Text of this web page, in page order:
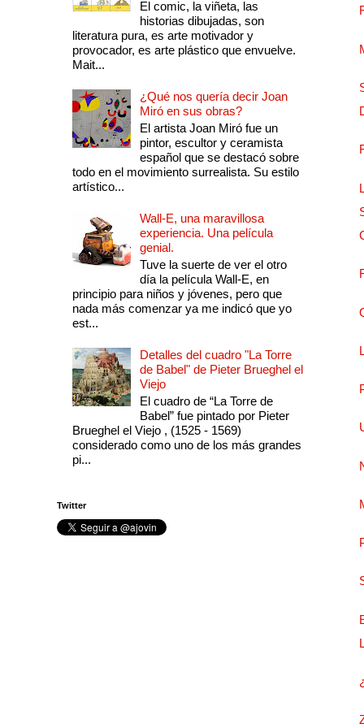
El comic, la viñeta, las
historias dibujadas, son
literatura pura, es arte motivador y
provocador, es arte plástico que envuelve.
Mait...
¿Qué nos quería decir Joan
Miró en sus obras?
El artista Joan Miró fue un
pintor, escultor y ceramista
español que se destacó sobre
todo en el movimiento surrealista. Su estilo
artístico...
Wall-E, una maravillosa
experiencia. Una película
genial.
Tuve la suerte de ver el otro
día la película Wall-E, en
principio para niños y jóvenes, pero que
nada más comenzar ya me indicó que yo
est...
Detalles del cuadro "La Torre
de Babel" de Pieter Brueghel el
Viejo
El cuadro de “La Torre de
Babel” fue pintado por Pieter
Brueghel el Viejo , (1525 - 1569)
considerado como uno de los más grandes
pi...
Twitter